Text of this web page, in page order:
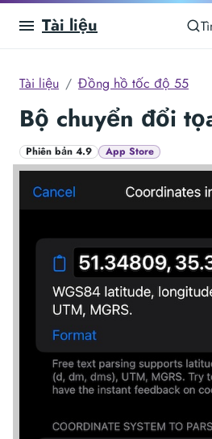
Tài liệu
Tài liệu Đồng hồ tốc độ 55
Bộ chuyển đổi
Phiên bản 4.9 App Store